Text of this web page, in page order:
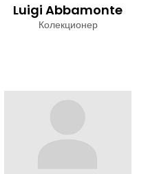
Luigi Abbamonte
Колекционер